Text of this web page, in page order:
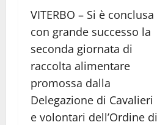
VITERBO – Si è conclusa
con grande successo la
seconda giornata di
raccolta alimentare
promossa dalla
Delegazione di Cavalieri
e volontari dell’Ordine di